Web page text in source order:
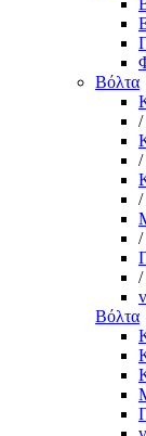
Βόλτα
/
/
/
/
/
Βόλτα